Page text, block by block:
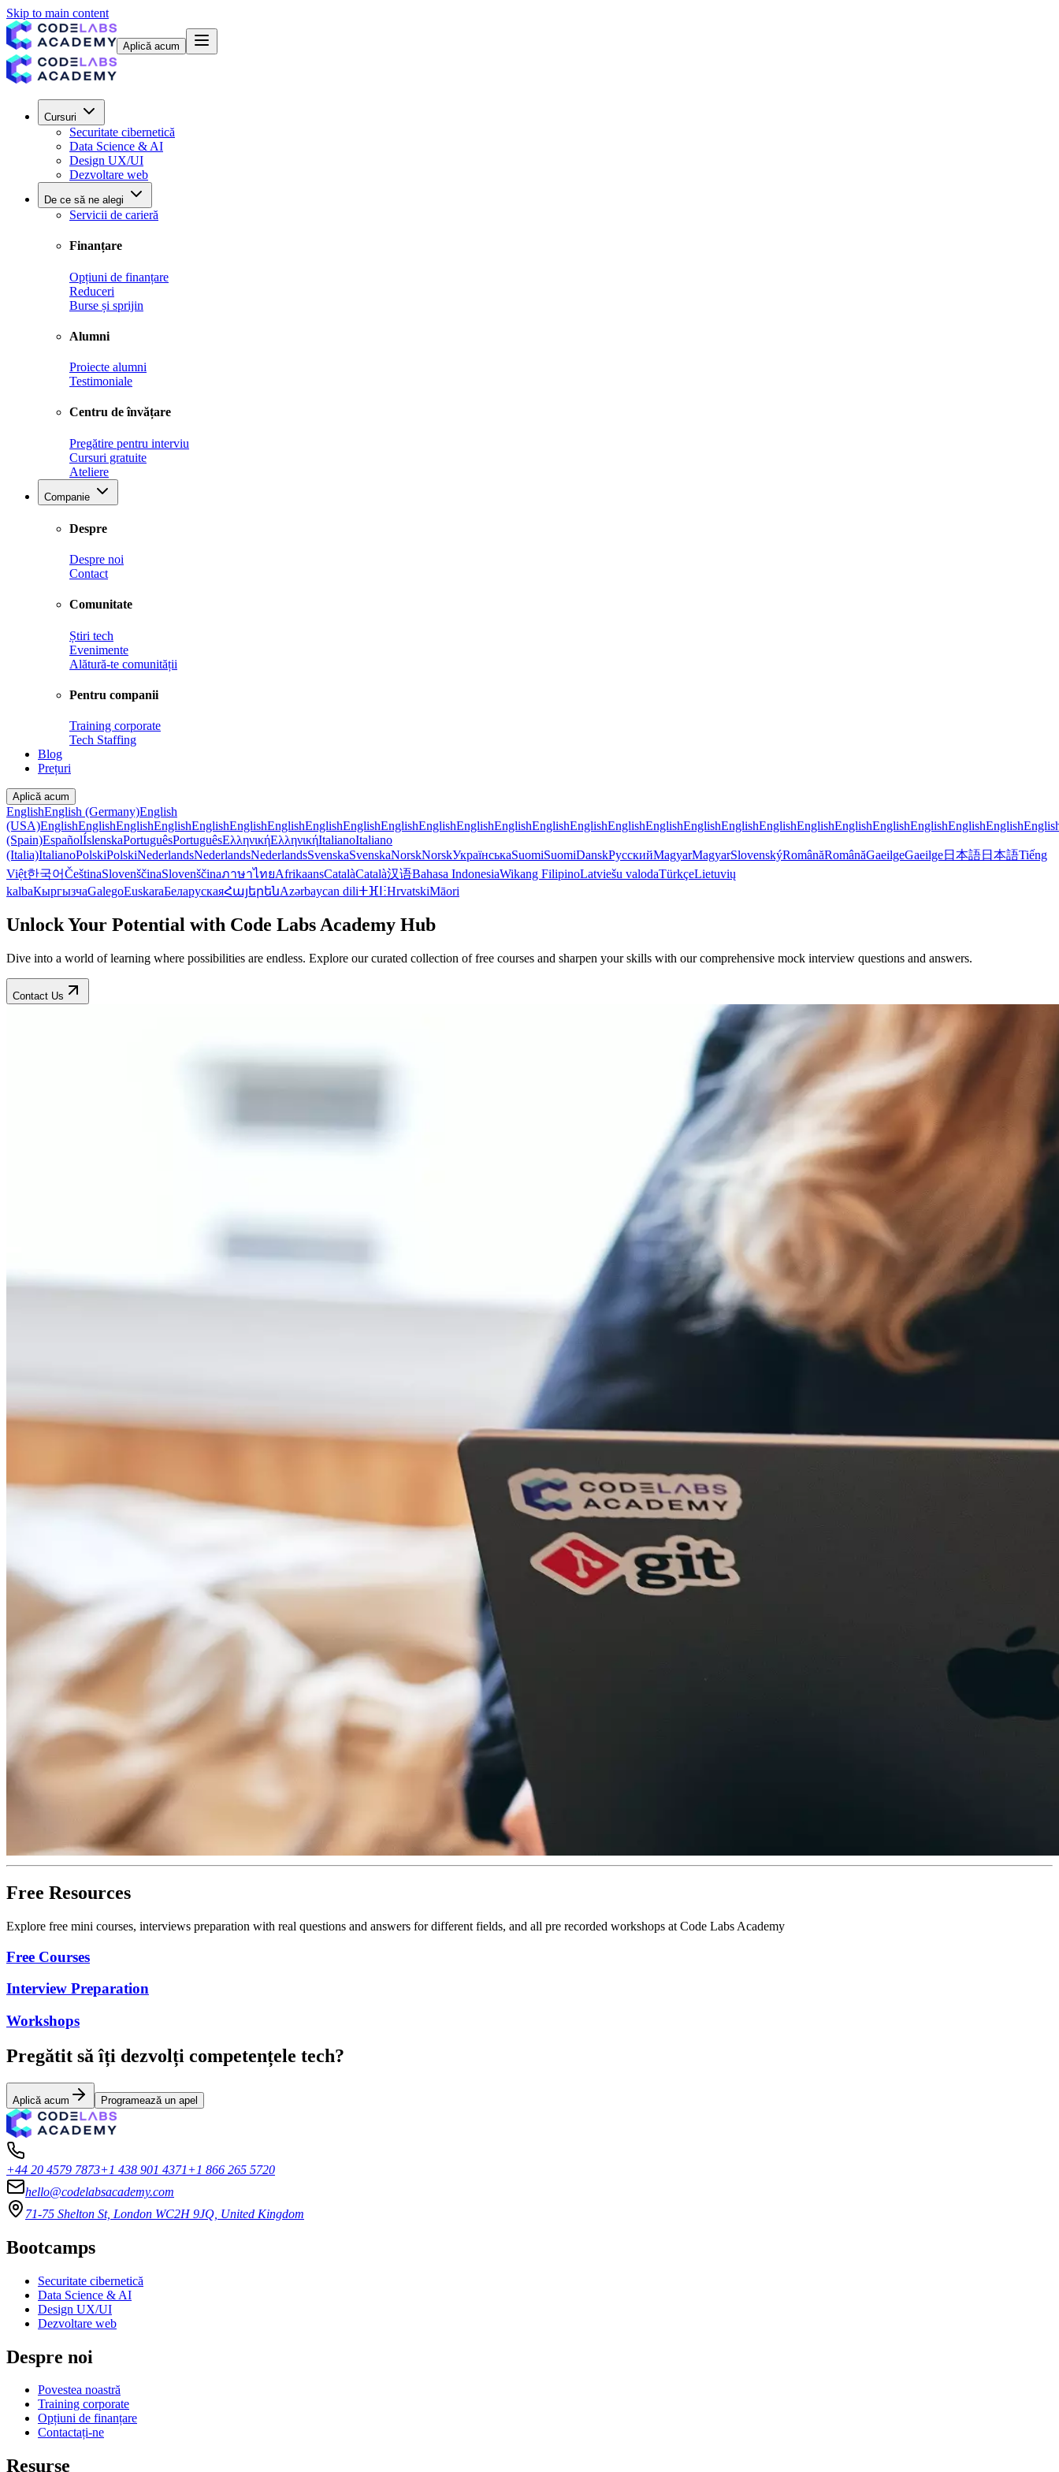
Skip to main content
Aplică acum
Cursuri
Securitate cibernetică
Data Science & AI
Design UX/UI
Dezvoltare web
De ce să ne alegi
Servicii de carieră
Finanțare
Opțiuni de finanțare
Reduceri
Burse și sprijin
Alumni
Proiecte alumni
Testimoniale
Centru de învățare
Pregătire pentru interviu
Cursuri gratuite
Ateliere
Companie
Despre
Despre noi
Contact
Comunitate
Știri tech
Evenimente
Alătură-te comunității
Pentru companii
Training corporate
Tech Staffing
Blog
Prețuri
Aplică acum
EnglishEnglish (Germany)English
(USA)EnglishEnglishEnglishEnglishEnglishEnglishEnglishEnglishEnglishEnglishEnglishEnglishEnglishEnglishEnglishEnglishEnglishEnglishEnglishEnglishEnglishEnglishEnglishEnglishEnglishEnglish
(Spain)EspañolÍslenskaPortuguêsPortuguêsΕλληνικήΕλληνικήItalianoItaliano
(Italia)ItalianoPolskiPolskiNederlandsNederlandsNederlandsSvenskaSvenskaNorskNorskУкраїнськаSuomiSuomiDanskРусскийMagyarMagyarSlovenskýRomânăRomânăGaeilgeGaeilge日本語日本語Tiếng
Việt한국어ČeštinaSlovenščinaSlovenščinaภาษาไทยAfrikaansCatalàCatalà汉语Bahasa IndonesiaWikang FilipinoLatviešu valodaTürkçeLietuvių
kalbaКыргызчаGalegoEuskaraБеларускаяՀայերենAzərbaycan diliⵜⴼⵏⵗHrvatskiMāori
Unlock Your Potential with Code Labs Academy Hub
Dive into a world of learning where possibilities are endless. Explore our curated collection of free courses and sharpen your skills with our comprehensive mock interview questions and answers.
Contact Us
Free Resources
Explore free mini courses, interviews preparation with real questions and answers for different fields, and all pre recorded workshops at Code Labs Academy
Free Courses
Interview Preparation
Workshops
Pregătit să îți dezvolți competențele tech?
Aplică acum Programează un apel
+44 20 4579 7873+1 438 901 4371+1 866 265 5720
hello@codelabsacademy.com
71-75 Shelton St, London WC2H 9JQ, United Kingdom
Bootcamps
Securitate cibernetică
Data Science & AI
Design UX/UI
Dezvoltare web
Despre noi
Povestea noastră
Training corporate
Opțiuni de finanțare
Contactați-ne
Resurse